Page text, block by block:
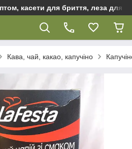
касети для бриття, леза для
Кава, чай, какао, капучіно